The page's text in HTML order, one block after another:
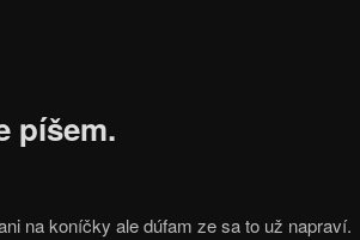
píšem.
na koníčky ale dúfam ze sa to už napraví.